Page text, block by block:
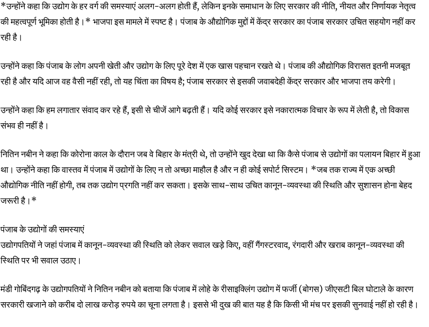
*उन्होंने कहा कि उद्योग के हर वर्ग की समस्याएं अलग-अलग होती हैं, लेकिन इनके समाधान के लिए सरकार की नीति, नीयत और निर्णायक नेतृत्व
की महत्वपूर्ण भूमिका होती है।* भाजपा इस मामले में स्पष्ट है। पंजाब के औद्योगिक मुद्दों में केंद्र सरकार का पंजाब सरकार उचित सहयोग नहीं कर
रही है।
उन्होंने कहा कि पंजाब के लोग अपनी खेती और उद्योग के लिए पूरे देश में एक खास पहचान रखते थे। पंजाब की औद्योगिक विरासत इतनी मजबूत
रही है और यदि आज वह वैसी नहीं रही, तो यह चिंता का विषय है; पंजाब सरकार से इसकी जवाबदेही केंद्र सरकार और भाजपा तय करेगी।
उन्होंने कहा कि हम लगातार संवाद कर रहे हैं, इसी से चीजें आगे बढ़ती हैं। यदि कोई सरकार इसे नकारात्मक विचार के रूप में लेती है, तो विकास
संभव ही नहीं है।
नितिन नबीन ने कहा कि कोरोना काल के दौरान जब वे बिहार के मंत्री थे, तो उन्होंने खुद देखा था कि कैसे पंजाब से उद्योगों का पलायन बिहार में हुआ
था। उन्होंने कहा कि वास्तव में पंजाब में उद्योगों के लिए न तो अच्छा माहौल है और न ही कोई सपोर्ट सिस्टम। *जब तक राज्य में एक अच्छी
औद्योगिक नीति नहीं होगी, तब तक उद्योग प्रगति नहीं कर सकता। इसके साथ-साथ उचित कानून-व्यवस्था की स्थिति और सुशासन होना बेहद
जरूरी है।*
पंजाब के उद्योगों की समस्याएं
उद्योगपतियों ने जहां पंजाब में कानून-व्यवस्था की स्थिति को लेकर सवाल खड़े किए, वहीं गैंगस्टरवाद, रंगदारी और खराब कानून-व्यवस्था की
स्थिति पर भी सवाल उठाए।
मंडी गोबिंदगढ़ के उद्योगपतियों ने नितिन नबीन को बताया कि पंजाब में लोहे के रीसाइक्लिंग उद्योग में फर्जी (बोगस) जीएसटी बिल घोटाले के कारण
सरकारी खजाने को करीब दो लाख करोड़ रुपये का चूना लगता है। इससे भी दुख की बात यह है कि किसी भी मंच पर इसकी सुनवाई नहीं हो रही है।